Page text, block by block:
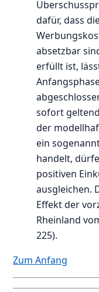
dafür, dass
absetzbar
erfüllt ist,
sofort
der
ein
handelt,
positiven
ausgleichen.
Effekt der
Rheinland
225).
Zum Anfang